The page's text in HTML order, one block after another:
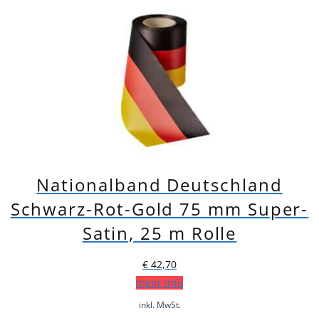
Nationalband Deutschland
Schwarz-Rot-Gold 75 mm Super-
Satin, 25 m Rolle
€ 42,70
mehr Info
inkl. MwSt.